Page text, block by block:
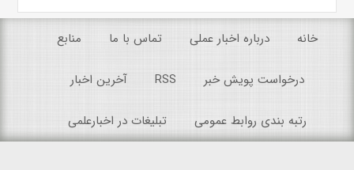
خانه درباره اخبار عملی تماس با ما منابع
درخواست پویش خبر RSS آخرین اخبار
رتبه بندی روابط عمومی تبلیغات در اخبارعلمی